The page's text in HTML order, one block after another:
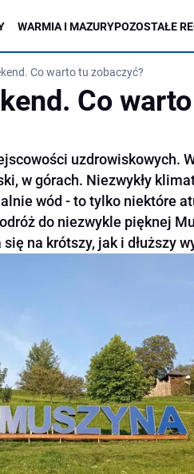
WARMIA I MAZURYPOZOSTAŁE
Co warto tu zobaczyć?
Co warto
uzdrowiskowych.
w górach. Niezwykły
wód - to tylko niektóre
do niezwykle pięknej
na krótszy, jak i dłuższy